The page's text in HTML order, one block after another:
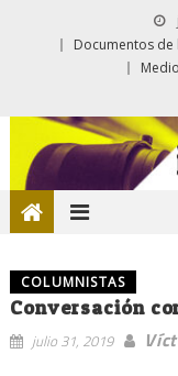
Documentos de
COLUMNISTAS
Conversación
julio 31, 2019